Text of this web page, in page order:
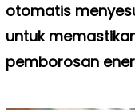
otomatis
untuk
pemborosan